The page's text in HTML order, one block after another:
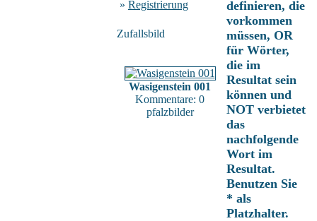
» Registrierung
Zufallsbild
Wasigenstein 001
Kommentare: 0
pfalzbilder
definieren, die
vorkommen
müssen, OR
für Wörter,
die im
Resultat sein
können und
NOT verbietet
das
nachfolgende
Wort im
Resultat.
Benutzen Sie
* als
Platzhalter.